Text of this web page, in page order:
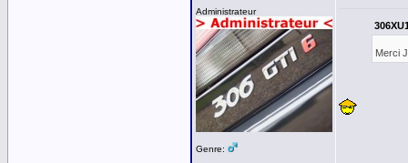
Administrateur
Genre:
Merci